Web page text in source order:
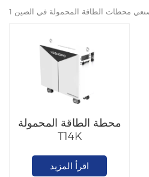
محطة الطاقة المحمولة
T14K
اقرأ المزيد